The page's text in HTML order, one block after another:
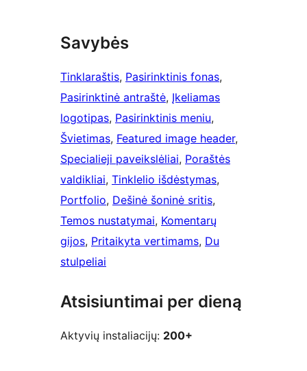
Savybės
Tinklaraštis, Pasirinktinis fonas
Pasirinktinė antraštė, Įkeliamas
logotipas, Pasirinktinis meniu
Švietimas, Featured image header
Specialieji paveikslėliai, Poraštės
valdikliai, Tinklelio išdėstymas
Portfolio, Dešinė šoninė sritis
Temos nustatymai, Komentarų
gijos, Pritaikyta vertimams, Du
stulpeliai
Atsisiuntimai per dieną
Aktyvių instaliacijų: 200+